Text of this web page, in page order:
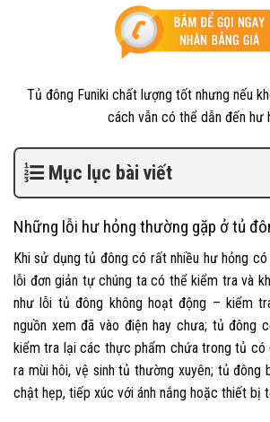
Tủ đông Funiki chất lượng tốt nhưng nếu
cách vẫn có thể dẫn đến hư
Mục lục bài viết
Những lỗi hư hỏng thường gặp ở tủ
Khi sử dụng tủ đông có rất nhiều hư hỏng
lỗi đơn giản tự chúng ta có thể kiểm tra và
như lỗi tủ đông không hoạt động – kiểm
nguồn xem đã vào điện hay chưa; tủ đông
kiểm tra lại các thực phẩm chứa trong tủ có
ra mùi hôi, vệ sinh tủ thường xuyên; tủ
chật hẹp, tiếp xúc với ánh nắng hoặc thiết bị